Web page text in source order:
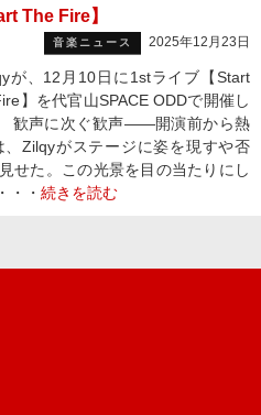
The Fire】
音楽ニュース 2025年12月23日
が、12月10日に1stライブ【Start
】を代官山SPACE ODDで開催し
声に次ぐ歓声――開演前から熱
Zilqyがステージに姿を現すや否
せた。この光景を目の当たりにし
・・ 続きを読む